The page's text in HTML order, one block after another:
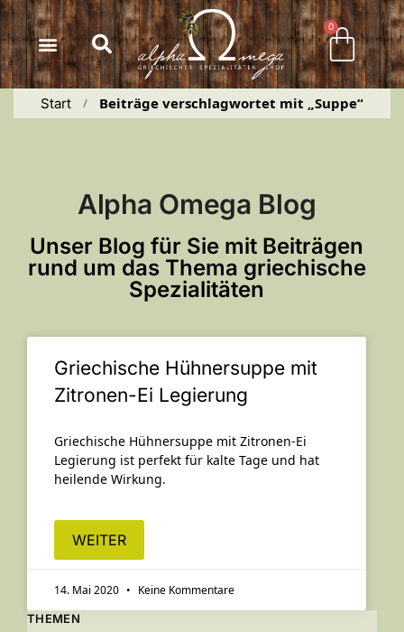
springen
0
Start / Beiträge verschlagwortet mit „Suppe“
Alpha Omega Blog
Unser Blog für Sie mit Beiträgen
rund um das Thema griechische
Spezialitäten
Griechische Hühnersuppe mit
Zitronen-Ei Legierung
Griechische Hühnersuppe mit Zitronen-Ei
Legierung ist perfekt für kalte Tage und hat
heilende Wirkung.
WEITER
14. Mai 2020 Keine Kommentare
THEMEN